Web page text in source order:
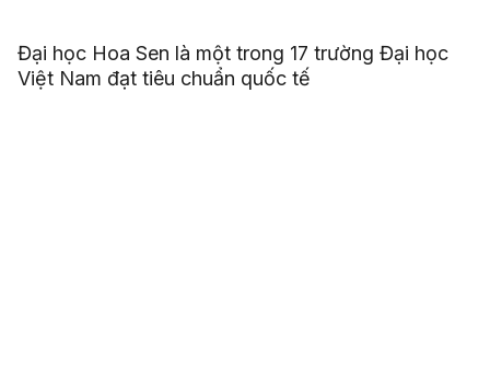
Đại học Hoa Sen là một trong 17 trường Đại học
Việt Nam đạt tiêu chuẩn quốc tế